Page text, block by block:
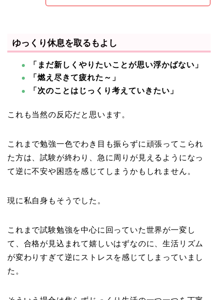
ゆっくり休息を取るもよし
「まだ新しくやりたいことが思い浮かばない」
「燃え尽きて疲れた～」
「次のことはじっくり考えていきたい」
これも当然の反応だと思います。
これまで勉強一色でわき目も振らずに頑張ってこられ
た方は、試験が終わり、急に周りが見えるようになっ
て逆に不安や困惑を感じてしまうかもしれません。
現に私自身もそうでした。
これまで試験勉強を中心に回っていた世界が一変し
て、合格が見込まれて嬉しいはずなのに、生活リズム
が変わりすぎて逆にストレスを感じてしまっていまし
た。